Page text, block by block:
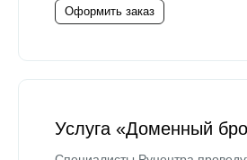
Оформить заказ
Услуга «Доменный